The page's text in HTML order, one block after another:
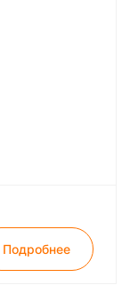
Подробнее